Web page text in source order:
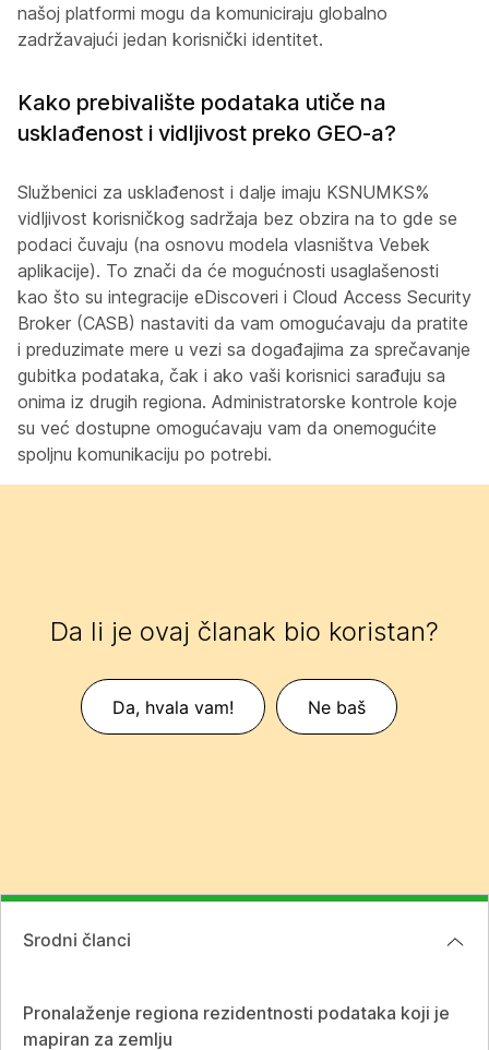
našoj platformi mogu da komuniciraju globalno
zadržavajući jedan korisnički identitet.
Kako prebivalište podataka utiče na
usklađenost i vidljivost preko GEO-a?
Službenici za usklađenost i dalje imaju KSNUMKS%
vidljivost korisničkog sadržaja bez obzira na to gde se
podaci čuvaju (na osnovu modela vlasništva Vebek
aplikacije). To znači da će mogućnosti usaglašenosti
kao što su integracije eDiscoveri i Cloud Access Security
Broker (CASB) nastaviti da vam omogućavaju da pratite
i preduzimate mere u vezi sa događajima za sprečavanje
gubitka podataka, čak i ako vaši korisnici sarađuju sa
onima iz drugih regiona. Administratorske kontrole koje
su već dostupne omogućavaju vam da onemogućite
spoljnu komunikaciju po potrebi.
Da li je ovaj članak bio koristan?
Da, hvala vam! Ne baš
Srodni članci
Pronalaženje regiona rezidentnosti podataka koji je
mapiran za zemlju